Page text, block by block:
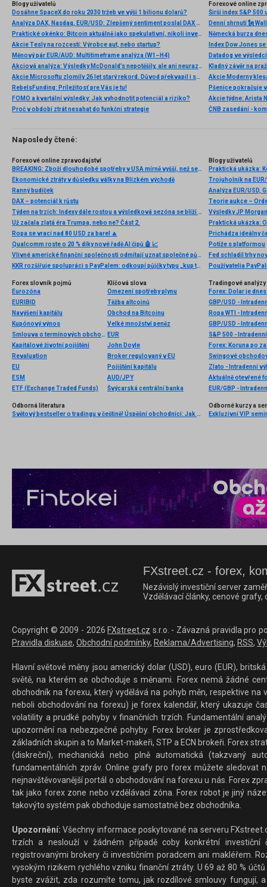
Blogy uživatelů
Dosáhne SpaceX do roku 2030 tržeb ve výši 1 bilionu dolarů?
Analýza DAX, Nasdaq, EUR/USD: Zlepšený sentiment poslal DAX na nová maxima
Praktické okénko: Bitcoin aktuálně jako spekulativní, nikoli investiční aktivum
Akcie Tesly na rozcestí: Výrobce aut, nebo startup?
Měnový pár EUR/AUD: Multitimeframe analýza (W1–H4)
Akciová analýza: Výsledky McDonald’s nepotěšily, ale ani neurazily. Jakou vizi společnost prezentovala?
Akcie Microsoftu zlomily 26 let starý rekord. Důvod překvapil i samotné investory
RebelsFunding: Príležitosť pre Vás je tu!
FOMO a kvartální výsledky: Jak vyhodnotit potenciál a riziko?
Proč v období ztrát nesahat do funkční strategie
Forexové online
Širší index S&P
Index Dow Jones
Kladný závěr na
ČNB zasedání -
Naposledy čtené:
Forexové online zpravodajství
BREAKING: Zboží dlouhodobé spotřeby v USA mírně vyšší, než se očekávalo 📌
Ekonomické ztráty v důsledku války na Blízkém východě
Ranný budíček
DAX – potenciál k růstu
Týden na trzích: Indexy dále rostou a výsledková sezóna se blíží do svého závěru 📈📊
Už začala zlatá éra Trumpa, nebo ne? Část 2.
Ropa se vrací nad 80 USD za barel 🔼
Qualcomm roste o 20 % díky nové řadě AI čipů 🤖 📈
Vlivné americké finanční společnosti odmítají uznat společné půjčování EU jako srovnatelné s půjčováním na národní úrovni. Tím podrývají evropskou integraci a přispívají k ohrožení eura
KKR rozšiřuje spolupráci s PayPalem: odkoupí půjčky typu „kup teď, zaplať později“ až za 65 miliard eur
Blogy uživatelů
Praktická ukázka:
Trojuholník na
Teorie aukce –
Výsledky JP
Praktická ukázka:
Prichádza ideálny
Potíže s platformou
Fed schladil trhy
Používatelia
Forex slovník pojmů
Eurozóna
EURIBID
Navýšení kapitálu
Kupónový výnos
Smlouva o termínových obchodech
Kapitálové životní pojištění
Revaluation
EU
ESM
ETF (Exchange Traded Funds)
Klíčová slova
Omezení spotřeby plynu
Těžba altcoinů
Obchod na Bitcoinu
Velké množství peněz
EUR
John Doyle
Broker regulovaný v EU
Pojištění kapitálu
AUD/JPY
Švýcarská centrální banka
Tradingové analýzy
Forex: Dolar je
GBP/USD -
Ropa WTI -
GBP/USD -
S&P 500 -
Swingové
Zlato - Intradenní
Aktuálně otevřené
EUR/GBP -
Odborná literatura
Světový bestseller o tradingu v češtině! Úspěšní obchodníci: Jak běžní lidé porážejí Wall Street v jeho vlastní hře
Odborné kurzy a
Exkluzivní VIP
FXstreet.cz - forex,
Nezávislý investiční server
Vzdělávací články, cenové
Copyright © 2009 - 2026 FXstreet.cz s.r.o. - Závazná pravidla pro
Pravidla diskuse, Obchodní podmínky, Reklama/Advertising, RSS,
Hlavní světové měny jsou americký dolar (USD), euro (EUR),
světě, na kterém se obchoduje s měnami. Forex nemá žádné
obchodník na forexu, který vydělává na pohyb měn, respektive
neboli obchodování na forexu) je forex kalendář, který ukazuje
volatility a prudké pohyby v finančních trzích. Fundamentální
upozornění na nebezpečné pohyby. Forex broker je
základních skupin a to Market-makeři, STP a ECN brokeři. Forex
(diskreční), mechanická nebo plně automatická (takzvaný
fundamentálních zpráv. Online grafy pro forex můžete sledovat
nejnavštěvovanější portál o obchodování na forexu u nás. Forex
tak jako forex zone nebo vzdělávací zóna. Forex robot je jiný
takovýto systém pak obchoduje samostatně bez obchodníka.
Upozornění: Všechny informace poskytované na serveru
trzích a neslouží v žádném případě coby konkrétní investiční
registrovanými brokery či investičním poradcem ani makléřem.
vysokým rizikem rychlého vzniku finanční ztráty. U 69 až 80 %
byste zvážit, zda rozumíte tomu, jak rozdílové smlouvy fungují,